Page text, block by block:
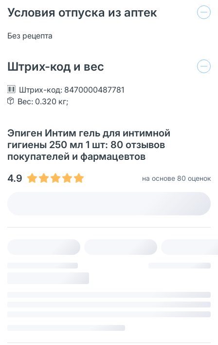
Условия отпуска из аптек
Без рецепта
Штрих-код и вес
Штрих-код: 8470000487781
Вес: 0.320 кг;
Эпиген Интим гель для интимной
гигиены 250 мл 1 шт: 80 отзывов
покупателей и фармацевтов
4.9
на основе 80 оценок